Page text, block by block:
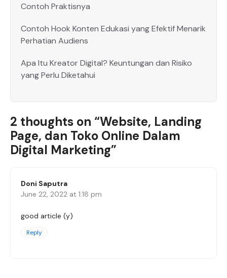
Contoh Praktisnya
Contoh Hook Konten Edukasi yang Efektif Menarik
Perhatian Audiens
Apa Itu Kreator Digital? Keuntungan dan Risiko
yang Perlu Diketahui
2 thoughts on “Website, Landing
Page, dan Toko Online Dalam
Digital Marketing”
Doni Saputra
June 22, 2022 at 1:18 pm
good article (y)
Reply